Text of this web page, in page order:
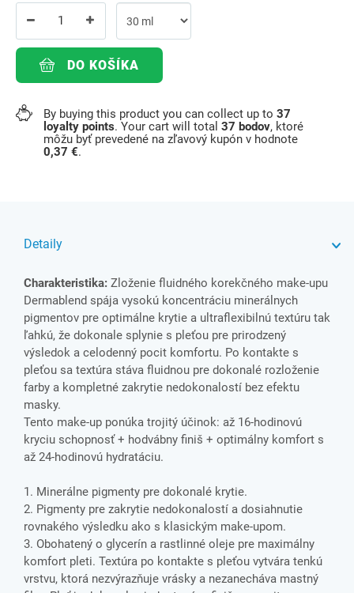
DO KOŠÍKA
By buying this product you can collect up to 37
loyalty points. Your cart will total 37 bodov, ktoré
môžu byť prevedené na zľavový kupón v hodnote
0,37 €.
Detaily
Charakteristika: Zloženie fluidného korekčného make-upu
Dermablend spája vysokú koncentráciu minerálnych
pigmentov pre optimálne krytie a ultraflexibilnú textúru tak
ľahkú, že dokonale splynie s pleťou pre prirodzený
výsledok a celodenný pocit komfortu. Po kontakte s
pleťou sa textúra stáva fluidnou pre dokonalé rozloženie
farby a kompletné zakrytie nedokonalostí bez efektu
masky.
Tento make-up ponúka trojitý účinok: až 16-hodinovú
kryciu schopnosť + hodvábny finiš + optimálny komfort s
až 24-hodinovú hydratáciu.
1. Minerálne pigmenty pre dokonalé krytie.
2. Pigmenty pre zakrytie nedokonalostí a dosiahnutie
rovnakého výsledku ako s klasickým make-upom.
3. Obohatený o glycerín a rastlinné oleje pre maximálny
komfort pleti. Textúra po kontakte s pleťou vytvára tenkú
vrstvu, ktorá nezvýrazňuje vrásky a nezanecháva mastný